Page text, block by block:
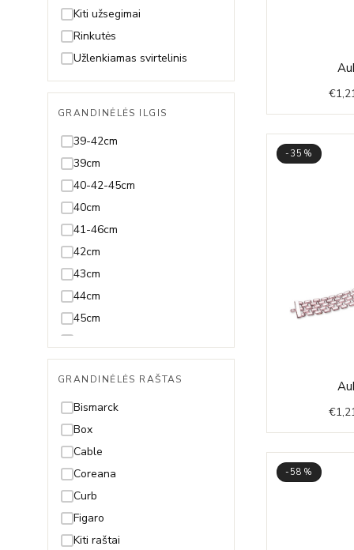
Smaragdas
Špinelis
Sultanitas
Swarovski
Topazas
Turkis
Turmalinas
19-22cm
19-23cm
19,5cm
19cm
20,5-23,5cm
20,5cm
20cm
21,5cm
21cm
22,5cm
22cm
23,5cm
23cm
24cm
Kiti užsegimai
Rinkutės
Užlenkiamas svirtelinis
GRANDINĖLĖS ILGIS
39-42cm
39cm
40-42-45cm
40cm
41-46cm
42cm
43cm
44cm
45cm
47-50cm
49cm
50cm
55cm
60cm
65cm
70cm
GRANDINĖLĖS RAŠTAS
Bismarck
Box
Cable
Coreana
Curb
Figaro
Kiti raštai
€
-35%
€
-58%